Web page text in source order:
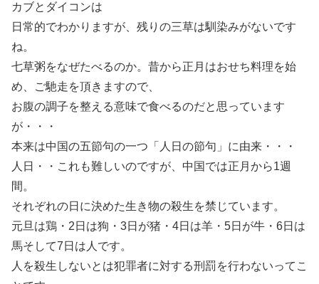
カブとダイコンは
日常的でわかりますが、残りの三草は馴染みがないです
ね。
七草粥をなぜたべるのか。昔から正月はおせち料理を始
め、ご馳走を頂きますので、
お腹の調子を整える意味で食べるのだと思っています
が・・・
本来は中国の五節句の一つ「人日の節句」に由来・・・
人日・・これも難しいのですが、中国では正月から1週
間。
それぞれの日に決めた生き物の殺生を禁じています。
元旦は鶏・2日は狗・3日が猪・4日は羊・5日が牛・6日は
馬そして7日は人です。
人を殺生しないとは犯罪者に対する刑罰を行わないってこ